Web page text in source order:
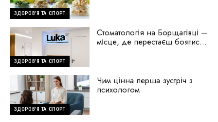
ЗДОРОВ'Я ТА СПОРТ
ЗДОРОВ'Я ТА СПОРТ
Стоматологія на Борщагівці —
місце, де перестаєш боятися
ЗДОРОВ'Я ТА СПОРТ
Чим цінна перша зустріч з
психологом